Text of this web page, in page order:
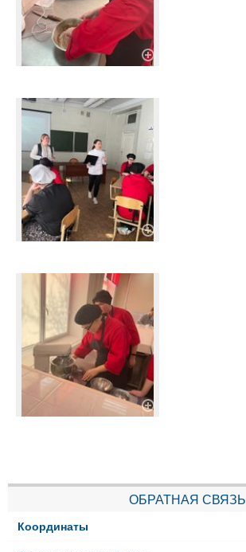
ОБРАТНАЯ СВЯЗЬ
Координаты